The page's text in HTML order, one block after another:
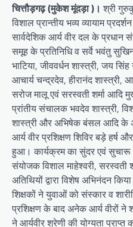
चित्तौड़गढ़ (मुकेश मूंदड़ा )। श्री
विशाल प्रान्तीय भव्य व्यायाम
सार्वदेशिक आर्य वीर दल के प्रधान
समूह के प्रतिनिधि व सर्वे भवंतु
भाटिया, जीववर्धन शास्त्री, जय
आचार्य चन्द्रदेव, हीरानंद शास्त्री,
सरोज मालू एवं सरस्वती शर्मा
प्रांतीय संचालक भवदेव शास्त्री,
शास्त्री और अभिषेक बंसल आदि के
आर्य वीर प्रशिक्षण शिविर बड़े
हुआ। कार्यक्रम का सुंदर एवं
संयोजक विशाल माहेश्वरी, सरस्वती
अतिथियों द्वारा विशेष अभिनंदन
शिक्षकों ने युवाओं को संस्कार व
प्रशिक्षण के बाद अनेक आर्य वीरों ने
ने आर्यवीर श्रेणी की योग्यता